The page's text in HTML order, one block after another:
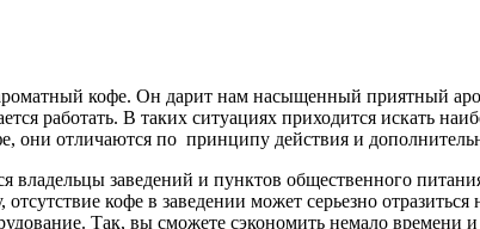
кофе. Он дарит нам насыщенный приятный
работать. В таких ситуациях приходится искать
они отличаются по принципу действия и
владельцы заведений и пунктов общественного
отсутствие кофе в заведении может серьезно
Так, вы сможете сэкономить немало